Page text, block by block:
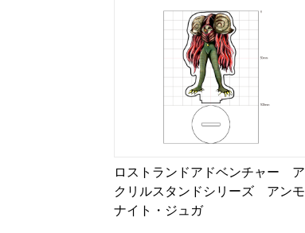
ロストランドアドベンチャー ア
クリルスタンドシリーズ アンモ
ナイト・ジュガ